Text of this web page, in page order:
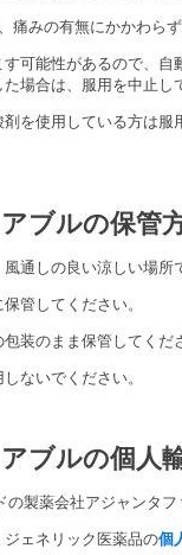
痛みの有無にかかわら
可能性があるので、
場合は、服用を中止し
を使用している方は
ブルの保管
通しの良い涼しい場所
管してください。
装のまま保管してくだ
ないでください。
ブルの個人
の製薬会社アジャンタ
ェネリック医薬品の個